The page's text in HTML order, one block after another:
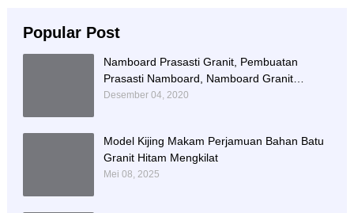
Popular Post
Namboard Prasasti Granit, Pembuatan
Prasasti Namboard, Namboard Granit
Tulungagung
Desember 04, 2020
Model Kijing Makam Perjamuan Bahan Batu
Granit Hitam Mengkilat
Mei 08, 2025